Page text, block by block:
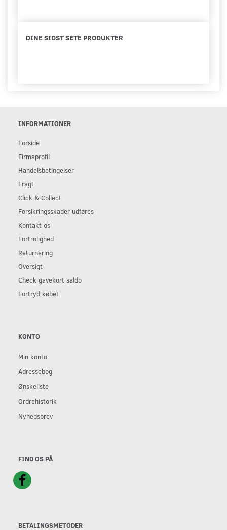
DINE SIDST SETE PRODUKTER
INFORMATIONER
Forside
Firmaprofil
Handelsbetingelser
Fragt
Click & Collect
Forsikringsskader udføres
Kontakt os
Fortrolighed
Returnering
Oversigt
Check gavekort saldo
Fortryd købet
KONTO
Min konto
Adressebog
Ønskeliste
Ordrehistorik
Nyhedsbrev
FIND OS PÅ
BETALINGSMETODER